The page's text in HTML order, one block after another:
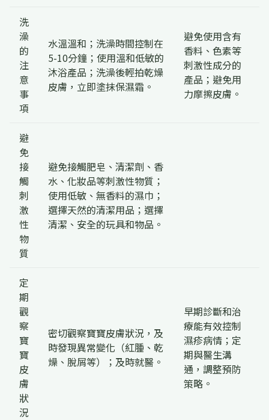
洗
澡
的
注
意
事
項
水溫溫和；洗澡時間控制在
5-10分鐘；使用溫和低敏的
沐浴產品；洗澡後輕拍乾燥
皮膚，立即塗抹保濕霜。
避免使用含有
香料、色素等
刺激性成分的
產品；避免用
力摩擦皮膚。
避
免
接
觸
刺
激
性
物
質
避免接觸肥皂、清潔劑、香
水、化妝品等刺激性物質；
使用低敏、無香料的濕巾；
選擇天然的清潔用品；選擇
清潔、安全的玩具和物品。
定
期
觀
察
寶
寶
皮
膚
狀
況
密切觀察寶寶皮膚狀況，及
時發現異常變化（紅腫、乾
燥、脫屑等）；及時就醫。
早期診斷和治
療能有效控制
濕疹病情；定
期與醫生溝
通，調整預防
策略。